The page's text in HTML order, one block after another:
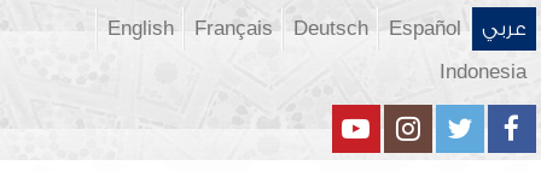
عربي Español
Deutsch
Français
English
Indonesia